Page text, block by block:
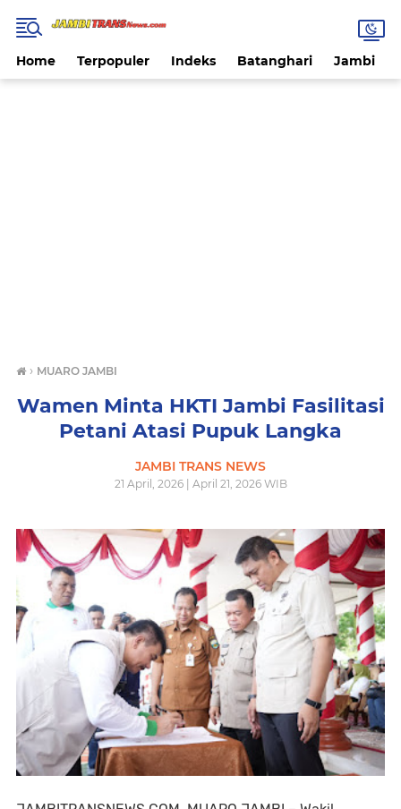
Home Terpopuler Indeks Batanghari Jambi
› MUARO JAMBI
Wamen Minta HKTI Jambi Fasilitasi
Petani Atasi Pupuk Langka
JAMBI TRANS NEWS
21 April, 2026 | April 21, 2026 WIB